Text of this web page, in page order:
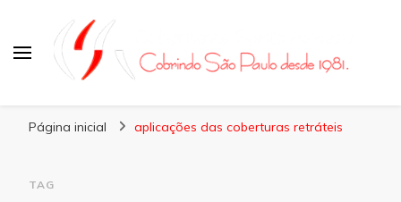
Página inicial aplicações das coberturas retráteis
TAG